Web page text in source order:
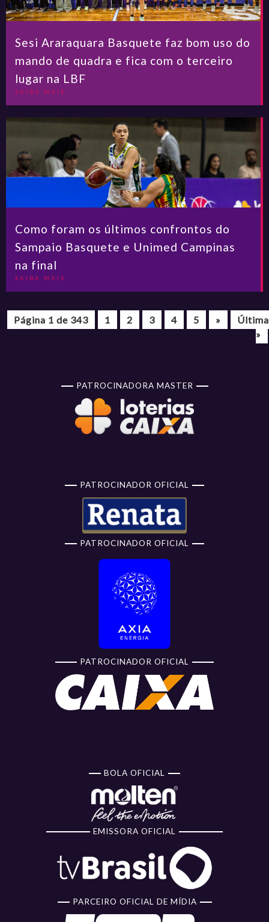
Sesi Araraquara Basquete faz bom uso do
mando de quadra e fica com o terceiro
lugar na LBF
SAIBA MAIS
Como foram os últimos confrontos do
Sampaio Basquete e Unimed Campinas
na final
SAIBA MAIS
Página 1 de 343 1 2 3 4 5 »
Última
»
PATROCINADORA MASTER
PATROCINADOR OFICIAL
PATROCINADOR OFICIAL
PATROCINADOR OFICIAL
BOLA OFICIAL
EMISSORA OFICIAL
PARCEIRO OFICIAL DE MÍDIA